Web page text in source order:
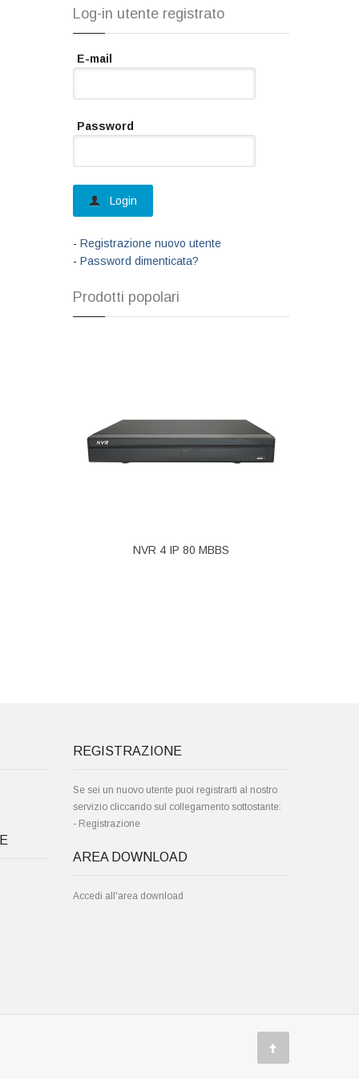
HDCVI HDTVI AHD CVBS
Fino a 24 CH IP
OBIETTIVO FISSO 3.6MM IP
TELECAMERA WIFI
Log-in utente registrato
E-mail
Password
Login
- Registrazione nuovo utente
- Password dimenticata?
Prodotti popolari
NVR 4 IP 80 MBBS
REGISTRAZIONE
Se sei un nuovo utente puoi registrarti al nostro
servizio cliccando sul collegamento sottostante:
- Registrazione
AREA DOWNLOAD
Accedi all'area download